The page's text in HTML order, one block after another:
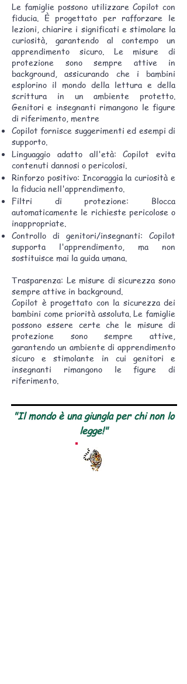
Le famiglie possono utilizzare Copilot con
fiducia. È progettato per rafforzare le
lezioni, chiarire i significati e stimolare la
curiosità, garantendo al contempo un
apprendimento sicuro. Le misure di
protezione sono sempre attive in
background, assicurando che i bambini
esplorino il mondo della lettura e della
scrittura in un ambiente protetto.
Genitori e insegnanti rimangono le figure
di riferimento, mentre
Copilot fornisce suggerimenti ed esempi di
supporto.
Linguaggio adatto all'età: Copilot evita
contenuti dannosi o pericolosi.
Rinforzo positivo: Incoraggia la curiosità e
la fiducia nell'apprendimento.
Filtri di protezione: Blocca
automaticamente le richieste pericolose o
inappropriate.
Controllo di genitori/insegnanti: Copilot
supporta l'apprendimento, ma non
sostituisce mai la guida umana.
Trasparenza: Le misure di sicurezza sono
sempre attive in background.
Copilot è progettato con la sicurezza dei
bambini come priorità assoluta. Le famiglie
possono essere certe che le misure di
protezione sono sempre attive,
garantendo un ambiente di apprendimento
sicuro e stimolante in cui genitori e
insegnanti rimangono le figure di
riferimento.
"Il mondo è una giungla per chi non lo
legge!"